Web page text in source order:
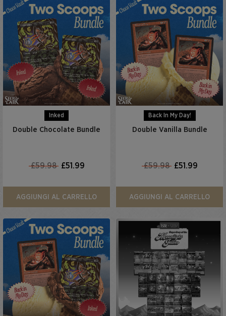
Inked
Double Chocolate Bundle
£59.98 £51.99
AGGIUNGI AL CARRELLO
Back In My Day!
Double Vanilla Bundle
£59.98 £51.99
AGGIUNGI AL CARRELLO